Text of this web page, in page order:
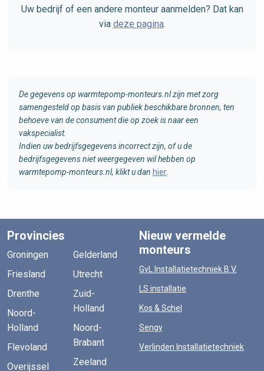
Uw bedrijf of een andere monteur aanmelden? Dat kan
via deze pagina.
De gegevens op warmtepomp-monteurs.nl zijn met zorg
samengesteld op basis van publiek beschikbare bronnen, ten
behoeve van de consument die op zoek is naar een
vakspecialist.
Indien uw bedrijfsgegevens incorrect zijn, of u de
bedrijfsgegevens niet weergegeven wil hebben op
warmtepomp-monteurs.nl, klikt u dan hier
Provincies
Groningen
Friesland
Drenthe
Noord-
Holland
Flevoland
Overijssel
Gelderland
Utrecht
Zuid-
Holland
Noord-
Brabant
Zeeland
Nieuw vermelde
monteurs
GvL Installatietechniek B.V.
LS installatie
Kos & Schel
Sengy
Verlinden Installatietechniek